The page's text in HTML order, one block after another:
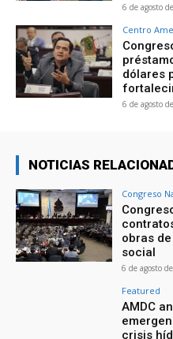
6 de agosto
Centro
dólares
6 de agosto
NOTICIAS
Congreso
obras
social
6 de agosto
Featured
AMDC
crisis